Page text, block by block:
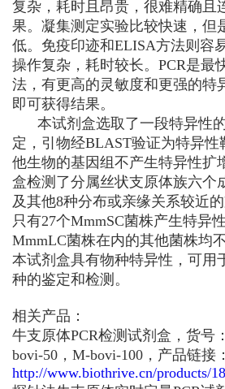
复杂，耗时且昂贵，很难精确且
果。凝集测定实验比较快速，但
低。免疫印迹和ELISA方法则容
操作复杂，耗时较长。PCR是最
法，有更高的灵敏度和更强的特
即可获得结果。
本试剂盒选取了一段特异性
定，引物经BLAST验证为特异性
他生物的基因组不产生特异性扩
盒检测了分属丝状支原体族六个
及其他8种分布或亲缘关系较近
只有27个MmmSC菌株产生特异
MmmLC菌株在内的其他菌株均
本试剂盒具有物种特异性，可用
种的鉴定和检测。
相关产品：
牛支原体PCR检测试剂盒，货号
bovi-50，M-bovi-100，产品链接：
http://www.biothrive.cn/products/